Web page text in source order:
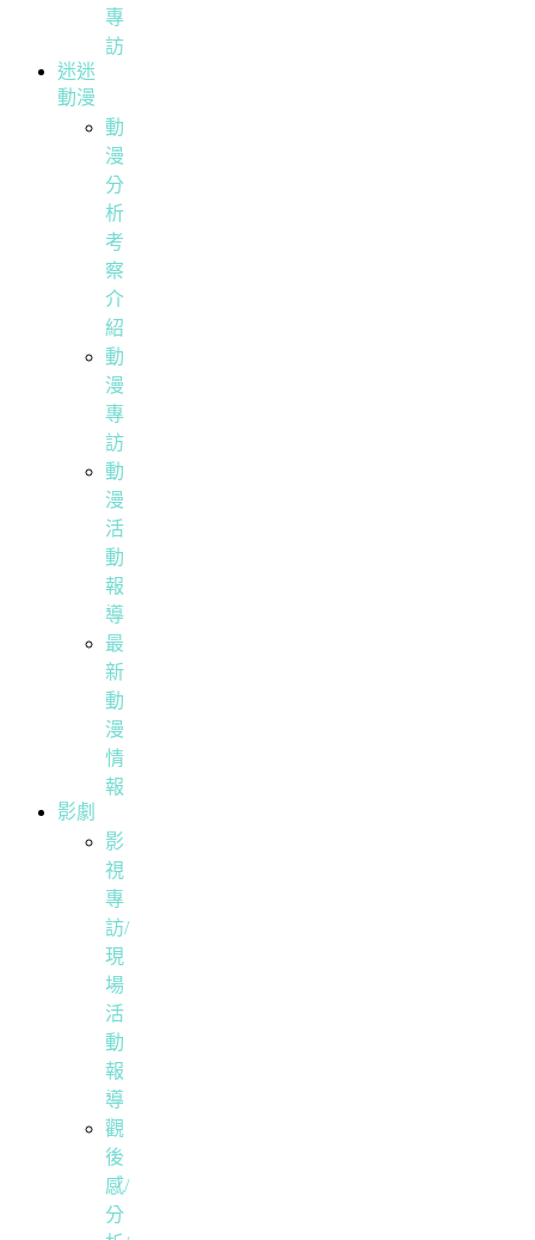
專
訪
迷迷
動漫
動
漫
分
析
考
察
介
紹
動
漫
專
訪
動
漫
活
動
報
導
最
新
動
漫
情
報
影劇
影
視
專
訪/
現
場
活
動
報
導
觀
後
感/
分